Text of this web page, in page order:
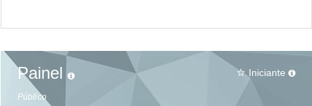
Painel
Público
star_border Iniciante